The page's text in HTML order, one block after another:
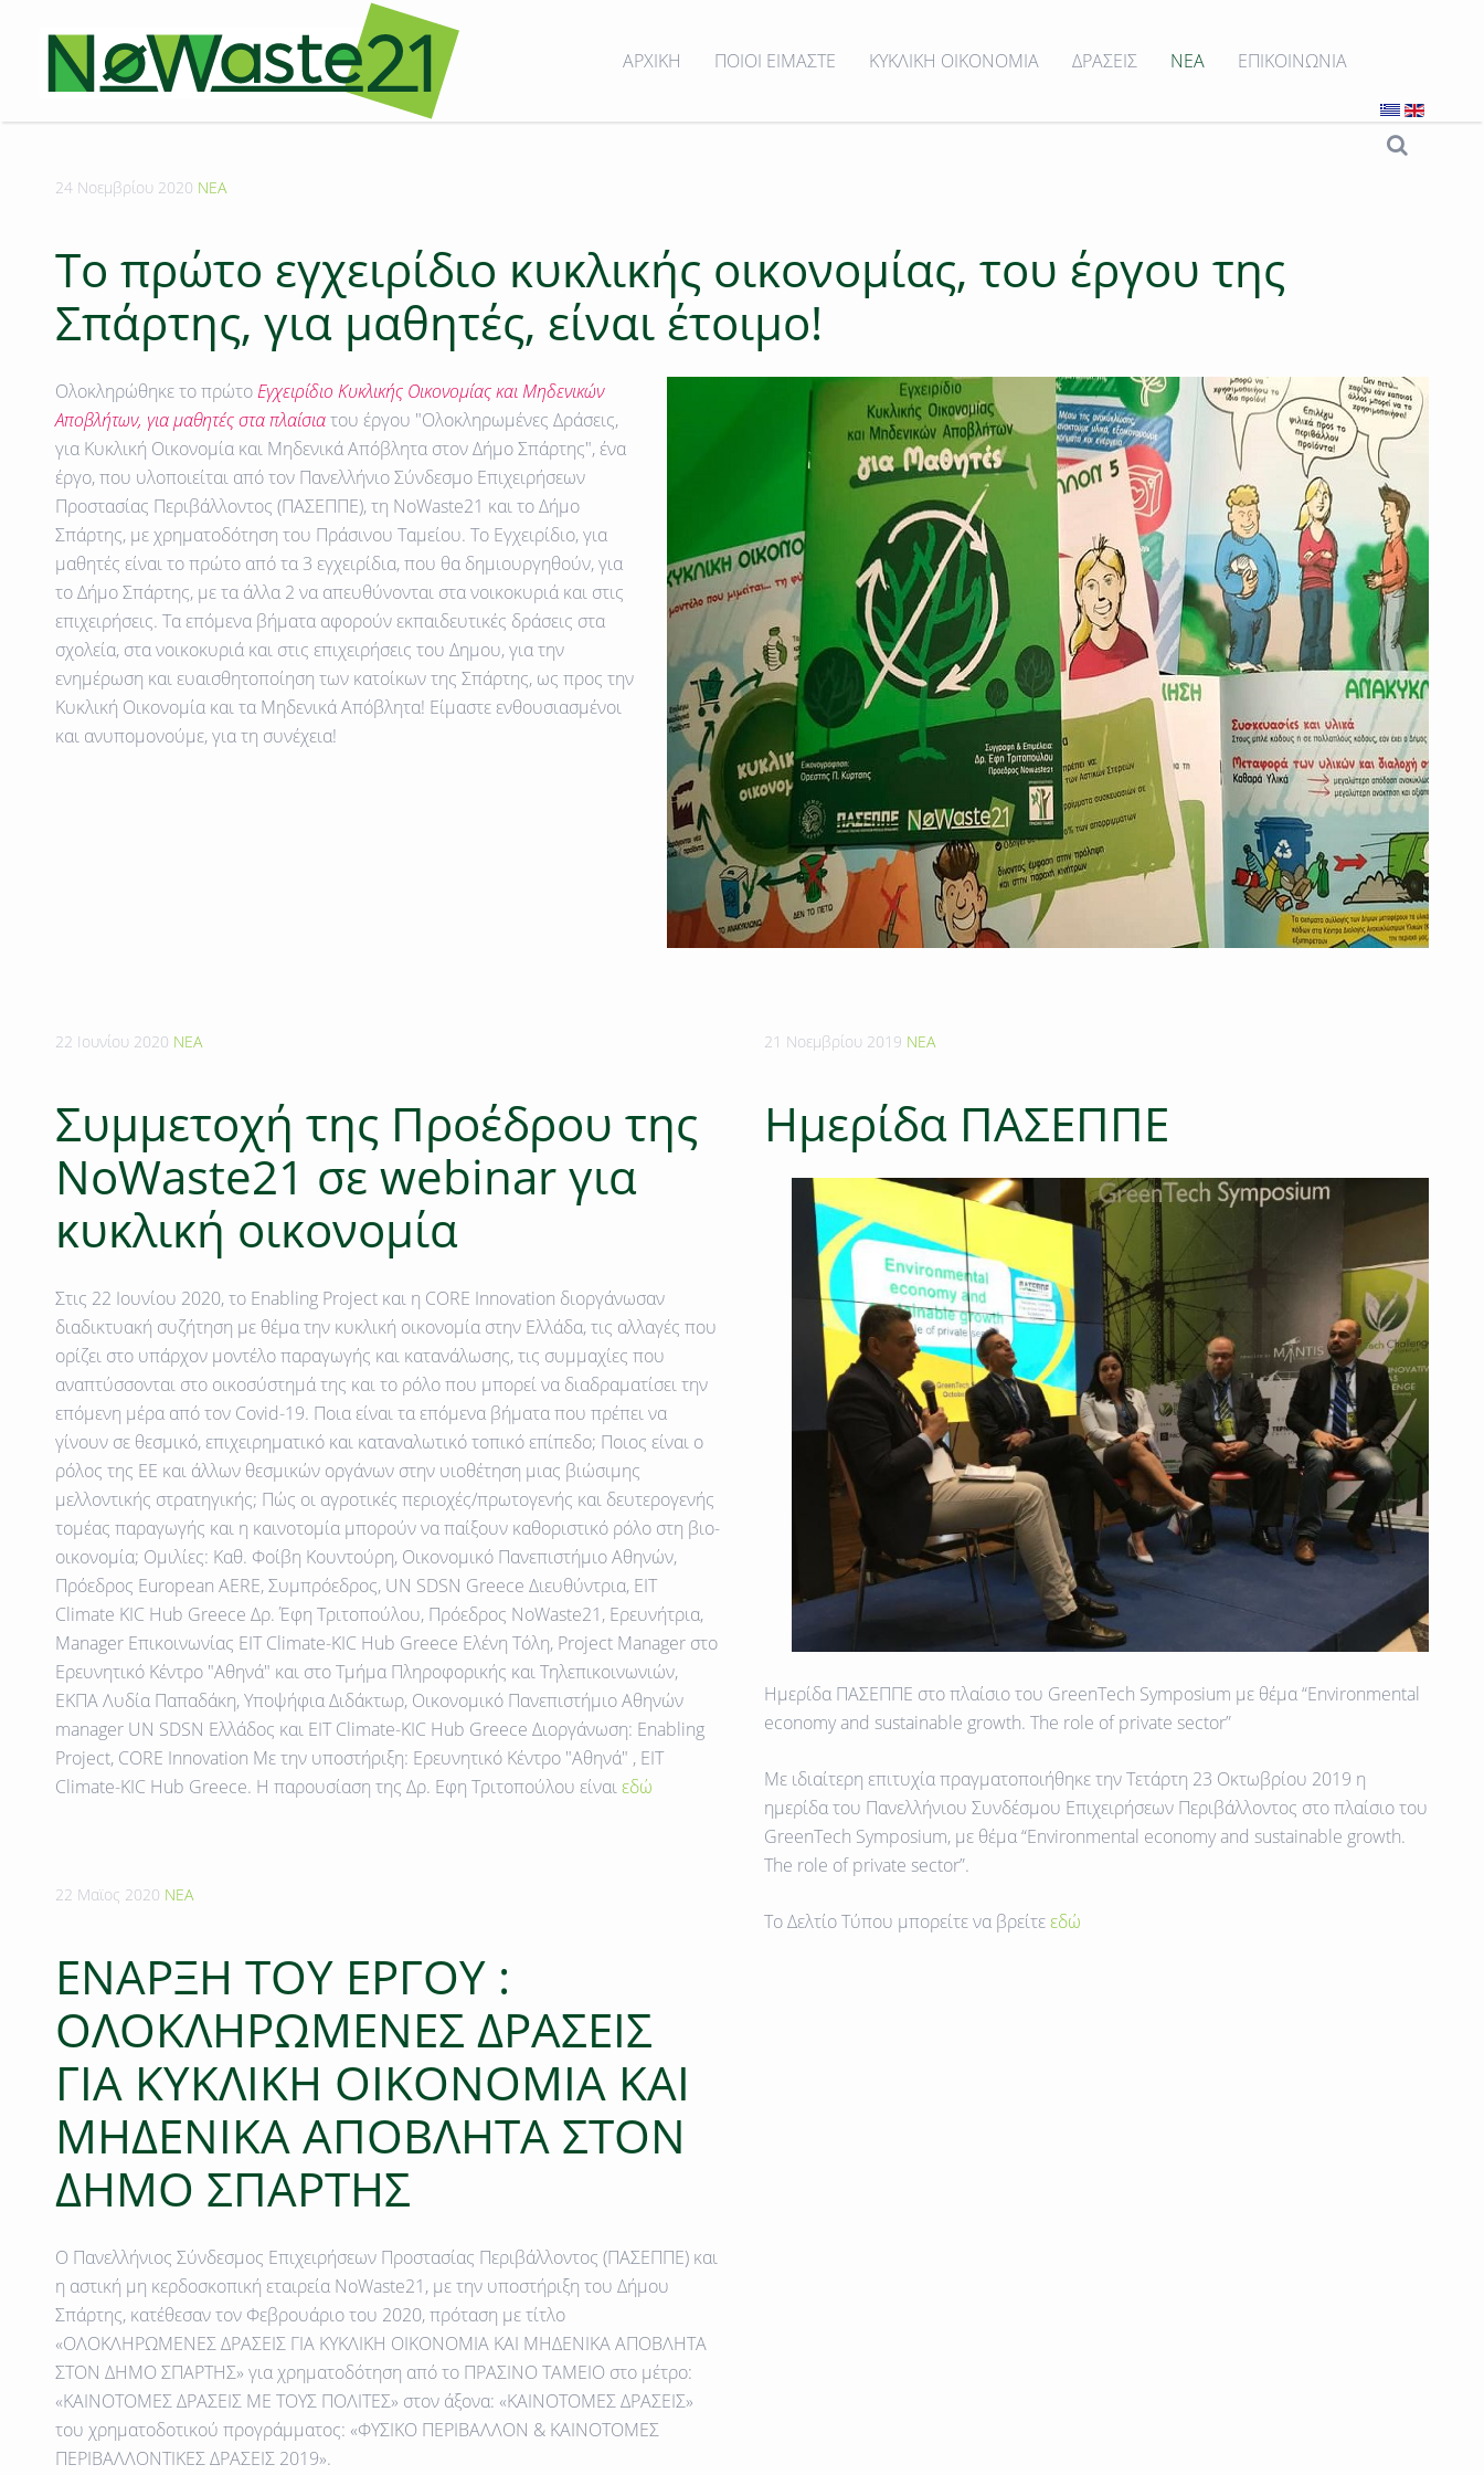
ΑΡΧΙΚΗ ΠΟΙΟΙ ΕΙΜΑΣΤΕ ΚΥΚΛΙΚΗ ΟΙΚΟΝΟΜΙΑ ΔΡΑΣΕΙΣ ΝΕΑ ΕΠΙΚΟΙΝΩΝΙΑ
24 Νοεμβρίου 2020 ΝΕΑ
To πρώτο εγχειρίδιο κυκλικής οικονομίας, του έργου της
Σπάρτης, για μαθητές, είναι έτοιμο!
Ολοκληρώθηκε το πρώτοΕγχειρίδιο Κυκλικής Οικονομίας και Μηδενικών
Αποβλήτων, για μαθητέςστα πλαίσιατου έργου "Ολοκληρωμένες Δράσεις,
για Κυκλική Οικονομία και Μηδενικά Απόβλητα στον Δήμο Σπάρτης",ένα
έργο, που υλοποιείται από τον Πανελλήνιο Σύνδεσμο Επιχειρήσεων
Προστασίας Περιβάλλοντος (ΠΑΣΕΠΠΕ), τη NoWaste21 και το Δήμο
Σπάρτης, με χρηματοδότηση του Πράσινου Ταμείου. Το Εγχειρίδιο, για
μαθητές είναι το πρώτο από τα 3 εγχειρίδια, που θα δημιουργηθούν, για
το Δήμο Σπάρτης, με τα άλλα 2 να απευθύνονται στα νοικοκυριά και στις
επιχειρήσεις. Τα επόμενα βήματα αφορούν εκπαιδευτικές δράσεις στα
σχολεία, στα νοικοκυριά και στις επιχειρήσεις του Δημου, για την
ενημέρωση και ευαισθητοποίηση των κατοίκων της Σπάρτης, ως προς την
Κυκλική Οικονομία και τα Μηδενικά Απόβλητα! Είμαστε ενθουσιασμένοι
και ανυπομονούμε, για τη συνέχεια!
22 Ιουνίου 2020 ΝΕΑ
Συμμετοχή της Προέδρου της
NoWaste21 σε webinar για
κυκλική οικονομία
Στις 22 Ιουνίου 2020, το Enabling Project και η CORE Innovation διοργάνωσαν
διαδικτυακή συζήτηση με θέμα την κυκλική οικονομία στην Ελλάδα, τις αλλαγές που
ορίζει στο υπάρχον μοντέλο παραγωγής και κατανάλωσης, τις συμμαχίες που
αναπτύσσονται στο οικοσύστημά της και το ρόλο που μπορεί να διαδραματίσει την
επόμενη μέρα από τον Covid-19. Ποια είναι τα επόμενα βήματα που πρέπει να
γίνουν σε θεσμικό, επιχειρηματικό και καταναλωτικό τοπικό επίπεδο; Ποιος είναι ο
ρόλος της ΕΕ και άλλων θεσμικών οργάνων στην υιοθέτηση μιας βιώσιμης
μελλοντικής στρατηγικής; Πώς οι αγροτικές περιοχές/πρωτογενής και δευτερογενής
τομέας παραγωγής και η καινοτομία μπορούν να παίξουν καθοριστικό ρόλο στη βιο-
οικονομία; Ομιλίες: Καθ. Φοίβη Κουντούρη, Οικονομικό Πανεπιστήμιο Αθηνών,
Πρόεδρος European AERE, Συμπρόεδρος, UN SDSN Greece Διευθύντρια, EIT
Climate KIC Hub Greece Δρ. Έφη Τριτοπούλου, Πρόεδρος NoWaste21, Ερευνήτρια,
Manager Επικοινωνίας EIT Climate-KIC Hub Greece Ελένη Τόλη, Project Manager στο
Ερευνητικό Κέντρο "Αθηνά" και στο Τμήμα Πληροφορικής και Τηλεπικοινωνιών,
ΕΚΠΑ Λυδία Παπαδάκη, Υποψήφια Διδάκτωρ, Οικονομικό Πανεπιστήμιο Αθηνών
manager UN SDSN Ελλάδος και EIT Climate-KIC Hub Greece Διοργάνωση: Enabling
Project, CORE Innovation Με την υποστήριξη: Ερευνητικό Κέντρο "Αθηνά" , EIT
Climate-KIC Hub Greece. Η παρουσίαση της Δρ. Εφη Τριτοπούλου είναιεδώ
22 Μαϊος 2020 ΝΕΑ
ΕΝΑΡΞΗ ΤΟΥ ΕΡΓΟΥ :
ΟΛΟΚΛΗΡΩΜΕΝΕΣ ΔΡΑΣΕΙΣ
ΓΙΑ ΚΥΚΛΙΚΗ ΟΙΚΟΝΟΜΙΑ ΚΑΙ
ΜΗΔΕΝΙΚΑ ΑΠΟΒΛΗΤΑ ΣΤΟN
ΔΗΜΟ ΣΠΑΡΤΗΣ
Ο Πανελλήνιος Σύνδεσμος Επιχειρήσεων Προστασίας Περιβάλλοντος (ΠΑΣΕΠΠΕ) και
η αστική μη κερδοσκοπική εταιρεία NoWaste21, με την υποστήριξη του Δήμου
Σπάρτης, κατέθεσαν τον Φεβρουάριο του 2020, πρόταση με τίτλο
«ΟΛΟΚΛΗΡΩΜΕΝΕΣ ΔΡΑΣΕΙΣ ΓΙΑ ΚΥΚΛΙΚΗ ΟΙΚΟΝΟΜΙΑ ΚΑΙ ΜΗΔΕΝΙΚΑ ΑΠΟΒΛΗΤΑ
ΣΤΟN ΔΗΜΟ ΣΠΑΡΤΗΣ» για χρηματοδότηση από το ΠΡΑΣΙΝΟ ΤΑΜΕΙΟ στο μέτρο:
«ΚΑΙΝΟΤΟΜΕΣ ΔΡΑΣΕΙΣ ΜΕ ΤΟΥΣ ΠΟΛΙΤΕΣ» στον άξονα: «ΚΑΙΝΟΤΟΜΕΣ ΔΡΑΣΕΙΣ»
του χρηματοδοτικού προγράμματος: «ΦΥΣΙΚΟ ΠΕΡΙΒΑΛΛΟΝ & ΚΑΙΝΟΤΟΜΕΣ
ΠΕΡΙΒΑΛΛΟΝΤΙΚΕΣ ΔΡΑΣΕΙΣ 2019».
21 Νοεμβρίου 2019 ΝΕΑ
Ημερίδα ΠΑΣΕΠΠΕ
Ημερίδα ΠΑΣΕΠΠΕ στο πλαίσιο του GreenTech Symposium με θέμα “Environmental
economy and sustainable growth. The role of private sector”
Με ιδιαίτερη επιτυχία πραγματοποιήθηκε την Τετάρτη 23 Οκτωβρίου 2019 η
ημερίδα του Πανελλήνιου Συνδέσμου Επιχειρήσεων Περιβάλλοντος στο πλαίσιο του
GreenTech Symposium, με θέμα “Environmental economy and sustainable growth.
The role of private sector”.
To Δελτίο Τύπου μπορείτε να βρείτεεδώ